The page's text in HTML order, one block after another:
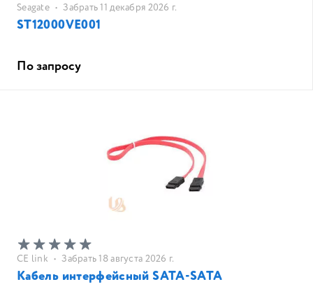
Seagate • Забрать 11 декабря 2026 г.
ST12000VE001
По запросу
CE link • Забрать 18 августа 2026 г.
Кабель интерфейсный SATA-SATA